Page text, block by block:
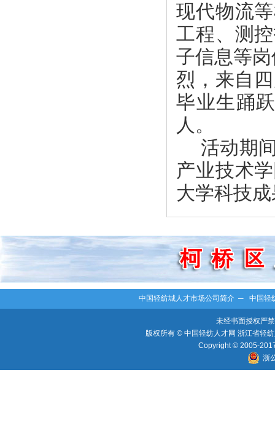
现代物流
工程、测
子信息等
烈，来自
毕业生踊
人。
活动期
产业技术
大学科技
中国轻纺城人才市场公司简介─ 中国轻
未经书面授权严
版权所有 © 中国轻纺人才网 浙江省
Copyright © 2005-
浙